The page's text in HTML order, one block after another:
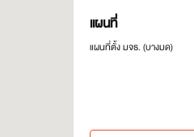
แผนที่
แผนที่ตั้ง มจธ. (บางมด)